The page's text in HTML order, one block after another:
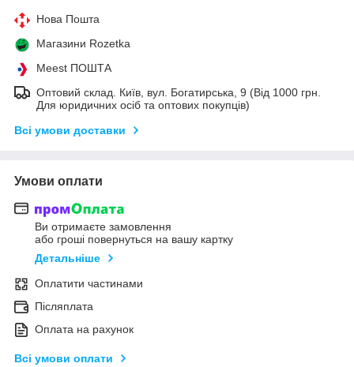
Нова Пошта
Магазини Rozetka
Meest ПОШТА
Оптовий склад. Київ, вул. Богатирська, 9 (Від 1000 грн.
Для юридичних осіб та оптових покупців)
Всі умови доставки
Умови оплати
Ви отримаєте замовлення
або гроші повернуться на вашу картку
Детальніше
Оплатити частинами
Післяплата
Оплата на рахунок
Всі умови оплати